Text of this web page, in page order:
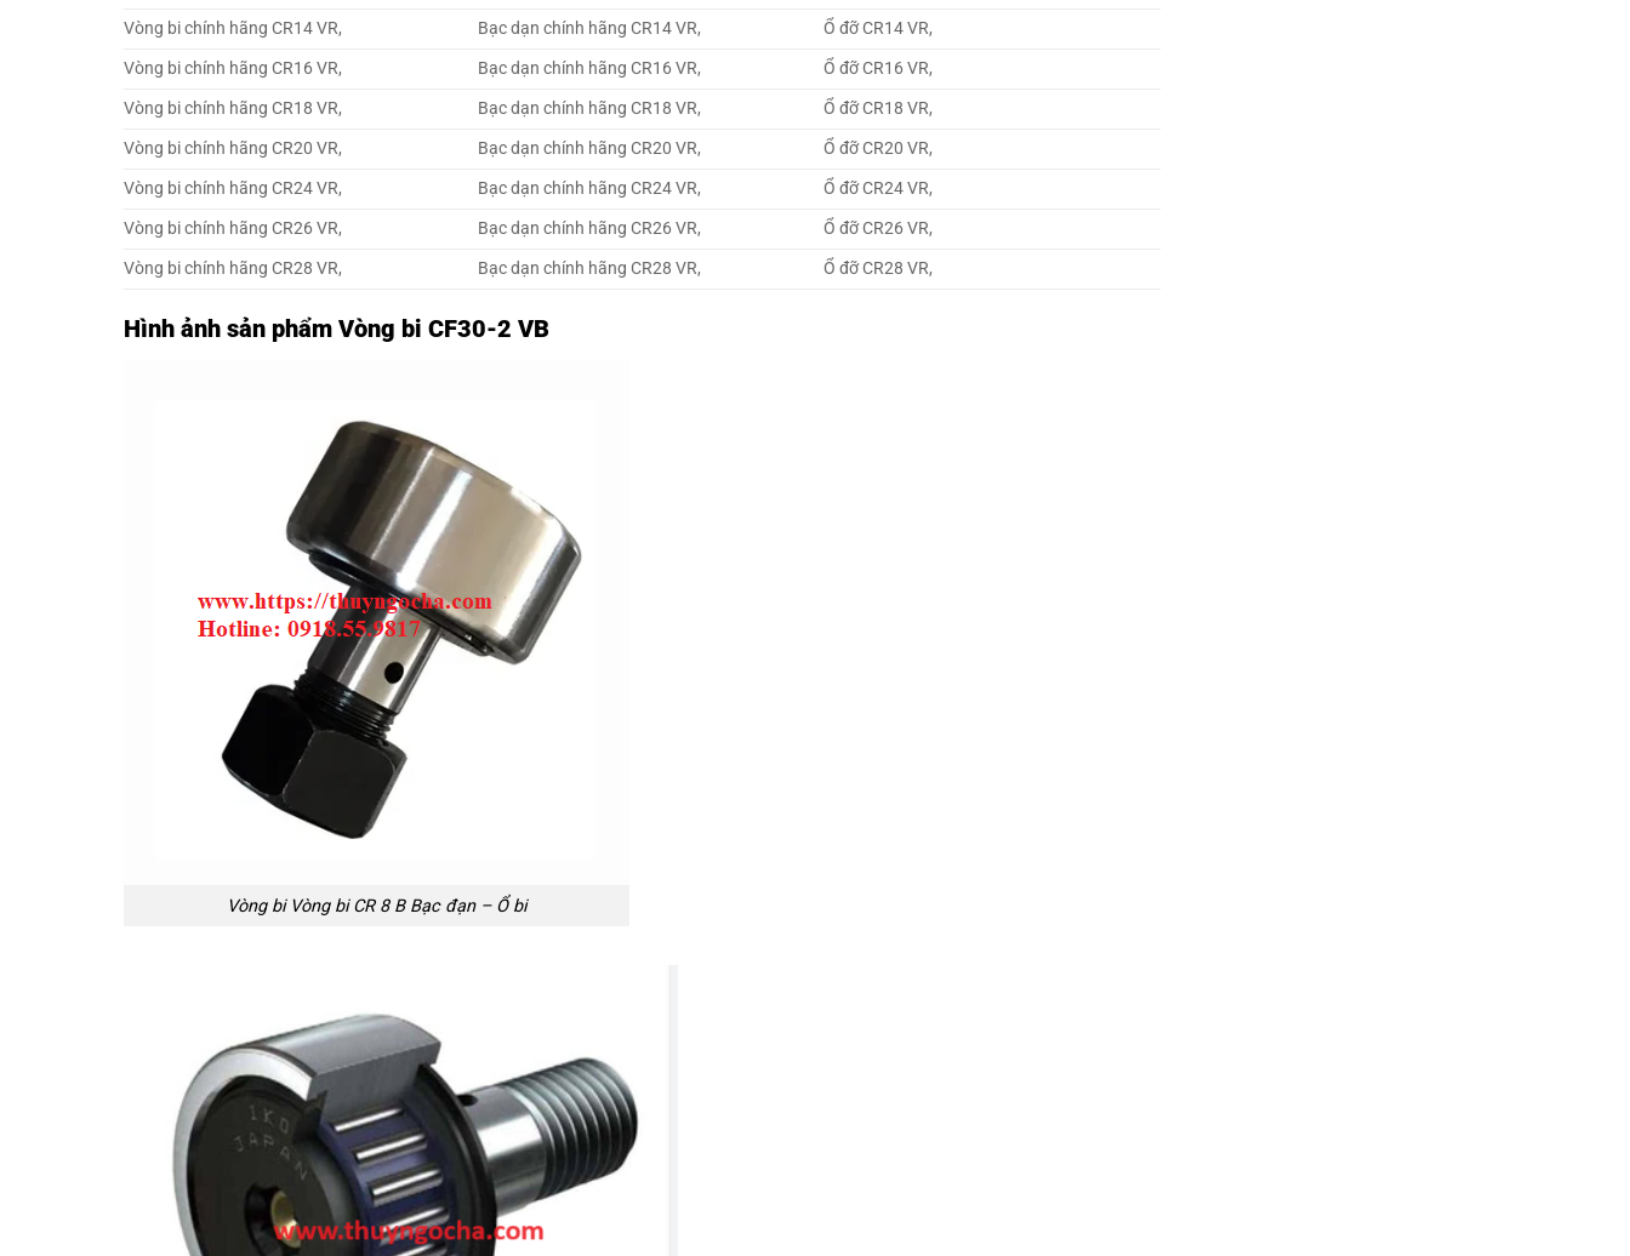
Vòng bi chính hãng CR14 VR,
Bạc dạn chính hãng CR14 VR,
Ổ đỡ CR14 VR,
Vòng bi chính hãng CR16 VR,
Bạc dạn chính hãng CR16 VR,
Ổ đỡ CR16 VR,
Vòng bi chính hãng CR18 VR,
Bạc dạn chính hãng CR18 VR,
Ổ đỡ CR18 VR,
Vòng bi chính hãng CR20 VR,
Bạc dạn chính hãng CR20 VR,
Ổ đỡ CR20 VR,
Vòng bi chính hãng CR24 VR,
Bạc dạn chính hãng CR24 VR,
Ổ đỡ CR24 VR,
Vòng bi chính hãng CR26 VR,
Bạc dạn chính hãng CR26 VR,
Ổ đỡ CR26 VR,
Vòng bi chính hãng CR28 VR,
Bạc dạn chính hãng CR28 VR, Ổ đỡ CR28 VR,
Hình ảnh sản phẩm Vòng bi CF30-2 VB
Vòng bi Vòng bi CR 8 B Bạc đạn – Ổ bi